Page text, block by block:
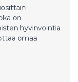
on
hyvinvointia
omaa